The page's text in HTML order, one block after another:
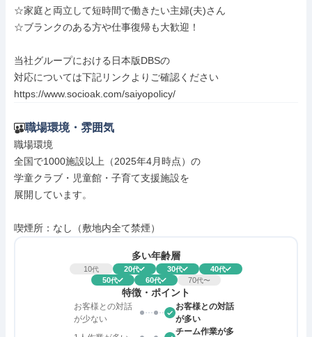
☆家庭と両立して短時間で働きたい主婦(夫)さん
☆ブランクのある方や仕事復帰も大歓迎！
当社グループにおける日本版DBSの
対応については下記リンクよりご確認ください
https://www.socioak.com/saiyopolicy/
職場環境・雰囲気
職場環境
全国で1000施設以上（2025年4月時点）の
学童クラブ・児童館・子育て支援施設を
展開しています。
喫煙所：なし（敷地内全て禁煙）
多い年齢層
10代 20代 30代 40代
50代 60代 70代〜
特徴・ポイント
お客様との対話
が少ない
お客様との対話
が多い
チーム作業が多